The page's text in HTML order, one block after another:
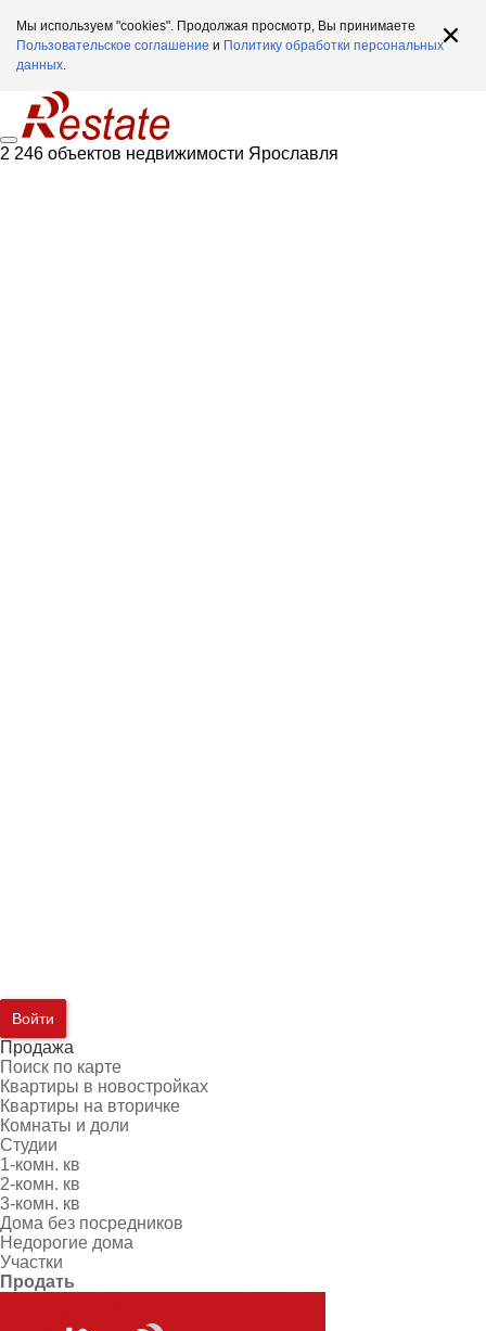
Мы используем "cookies". Продолжая просмотр, Вы принимаете
Пользовательское соглашение и Политику обработки персональных
данных.
2 246 объектов недвижимости Ярославля
Войти
Продажа
Поиск по карте
Квартиры в новостройках
Квартиры на вторичке
Комнаты и доли
Студии
1-комн. кв
2-комн. кв
3-комн. кв
Дома без посредников
Недорогие дома
Участки
Продать